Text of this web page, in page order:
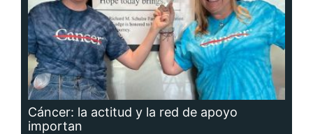
Cáncer: la actitud y la red de apoyo
importan